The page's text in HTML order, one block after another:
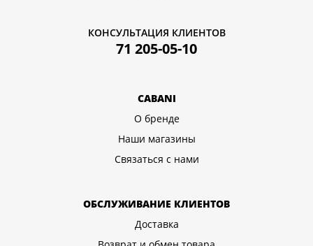
КОНСУЛЬТАЦИЯ КЛИЕНТОВ
71 205-05-10
CABANI
О бренде
Наши магазины
Связаться с нами
ОБСЛУЖИВАНИЕ КЛИЕНТОВ
Доставка